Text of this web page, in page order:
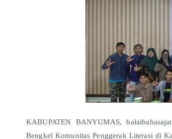
KABUPATEN BANYUMAS,
Bengkel Komunitas Penggerak Literasi di